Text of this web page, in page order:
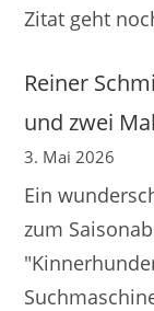
Zitat geht
Reiner
und zwei
3. Mai 2026
Ein
zum